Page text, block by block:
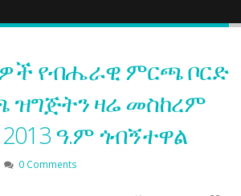
የብሔራዊ ምርጫ ቦርድ
ዝግጅትን ዛሬ መስከረም
2013 ዓ.ም ጎብኝተዋል
0 Comments